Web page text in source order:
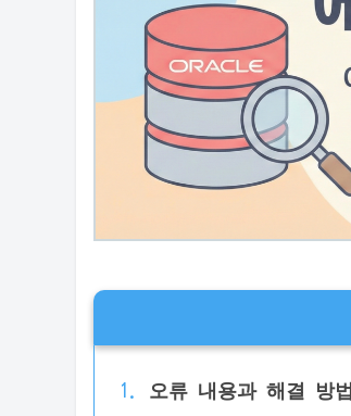
오류 내용과 해결 방법